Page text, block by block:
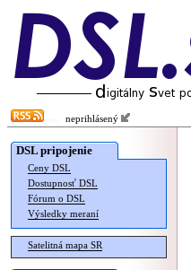
neprihlásený
DSL pripojenie
Ceny DSL
Dostupnosť DSL
Fórum o DSL
Výsledky meraní
Satelitná mapa SR